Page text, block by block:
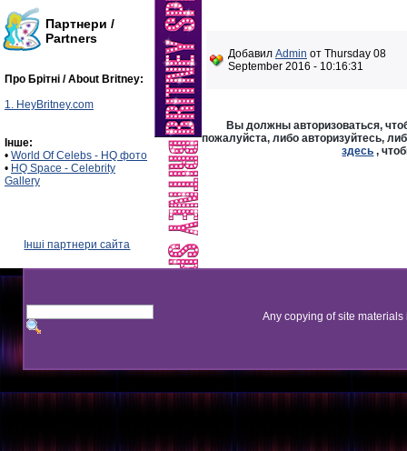
Партнери /
Partners
Про Брітні / About Britney:
1. HeyBritney.com
Інше:
• World Of Celebs - HQ фото
• HQ Space - Celebrity
Gallery
Інші партнери сайта
Добавил Admin от Thursday 08
September 2016 - 10:16:31
Вы должны авторизоваться,
пожалуйста, либо авторизуйтесь,
здесь ,
Any copying of site